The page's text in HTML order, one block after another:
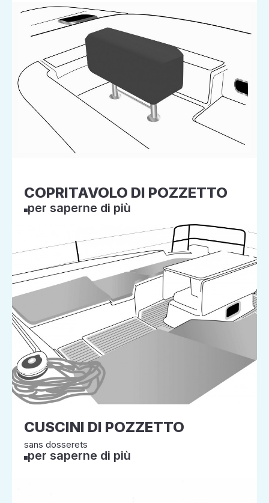
COPRITAVOLO DI POZZETTO
per saperne di più
CUSCINI DI POZZETTO
sans dosserets
per saperne di più